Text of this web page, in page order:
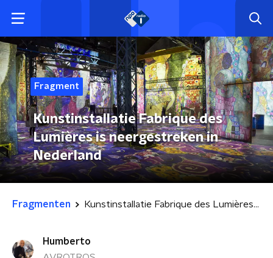
Fragment
Kunstinstallatie Fabrique des
Lumières is neergestreken in
Nederland
Fragmenten Kunstinstallatie Fabrique des Lumières is neergestreken in Nederland
Humberto